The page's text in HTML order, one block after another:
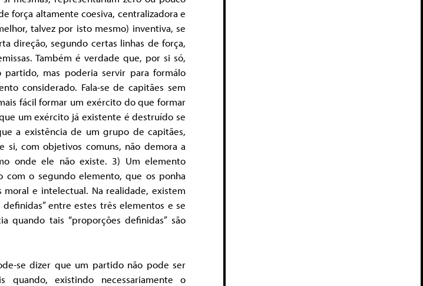
força altamente coesiva, centralizadora e
talvez por isto mesmo) inventiva, se
direção, segundo certas linhas de força,
Também é verdade que, por si só,
mas poderia servir para formálo
considerado. Fala-se de capitães sem
fácil formar um exército do que formar
um exército já existente é destruído se
a existência de um grupo de capitães,
si, com objetivos comuns, não demora a
onde ele não existe. 3) Um elemento
o segundo elemento, que os ponha
moral e intelectual. Na realidade, existem
entre estes três elementos e se
quando tais “proporções definidas” são
se dizer que um partido não pode ser
quando, existindo necessariamente o